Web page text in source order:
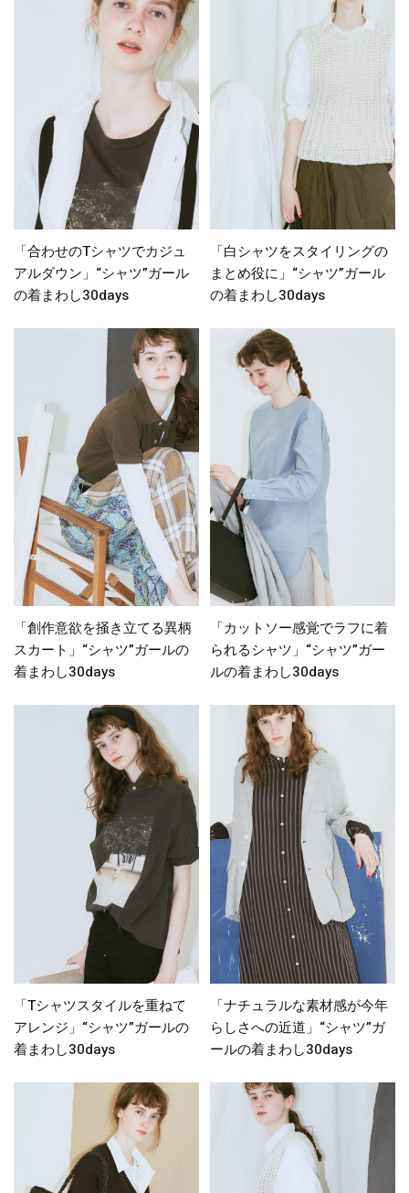
「合わせのTシャツでカジュ
アルダウン」“シャツ”ガール
の着まわし30days
「白シャツをスタイリングの
まとめ役に」“シャツ”ガール
の着まわし30days
「創作意欲を掻き立てる異柄
スカート」“シャツ”ガールの
着まわし30days
「カットソー感覚でラフに着
られるシャツ」“シャツ”ガー
ルの着まわし30days
「Tシャツスタイルを重ねて
アレンジ」“シャツ”ガールの
着まわし30days
「ナチュラルな素材感が今年
らしさへの近道」“シャツ”ガ
ールの着まわし30days